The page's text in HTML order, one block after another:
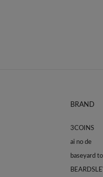
BRAND
3COINS
ai no de
baseyard